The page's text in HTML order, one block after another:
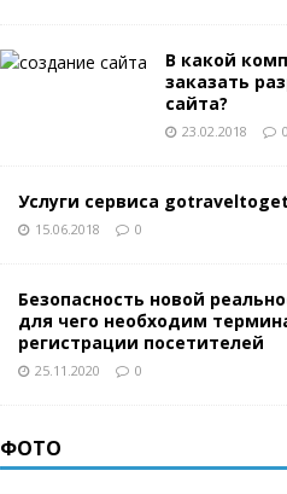
В какой
заказать
сайта?
23.02.2018 0
Услуги сервиса
15.06.2018 0
Безопасность новой
для чего необходим
регистрации посетителей
25.11.2020 0
ФОТО